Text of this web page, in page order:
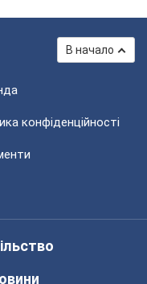
В начало
конфіденційності